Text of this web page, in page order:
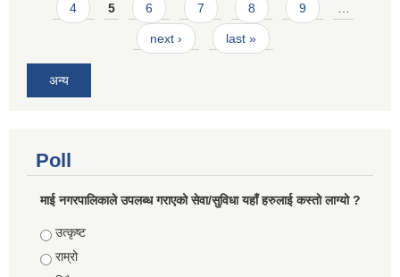
4 5 6 7 8 9 …
next › last »
अन्य
Poll
माई नगरपालिकाले उपलब्ध गराएको सेवा/सुविधा यहाँ हरुलाई कस्तो लाग्यो ?
Choices
उत्कृष्ट
राम्रो